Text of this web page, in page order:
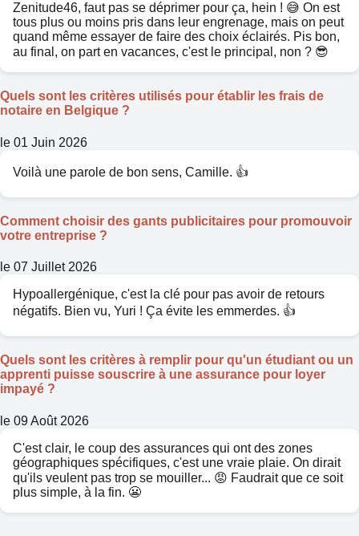
Zenitude46, faut pas se déprimer pour ça, hein ! 😅 On est
tous plus ou moins pris dans leur engrenage, mais on peut
quand même essayer de faire des choix éclairés. Pis bon,
au final, on part en vacances, c'est le principal, non ? 😎
Quels sont les critères utilisés pour établir les frais de
notaire en Belgique ?
le 01 Juin 2026
Voilà une parole de bon sens, Camille. 👍
Comment choisir des gants publicitaires pour promouvoir
votre entreprise ?
le 07 Juillet 2026
Hypoallergénique, c'est la clé pour pas avoir de retours
négatifs. Bien vu, Yuri ! Ça évite les emmerdes. 👍
Quels sont les critères à remplir pour qu'un étudiant ou un
apprenti puisse souscrire à une assurance pour loyer
impayé ?
le 09 Août 2026
C'est clair, le coup des assurances qui ont des zones
géographiques spécifiques, c'est une vraie plaie. On dirait
qu'ils veulent pas trop se mouiller... 😡 Faudrait que ce soit
plus simple, à la fin. 😬